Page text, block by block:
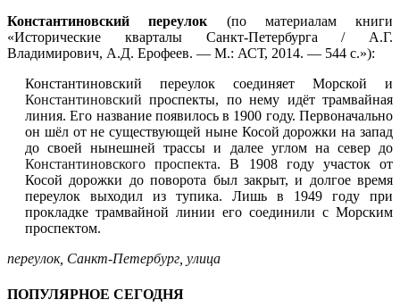
Константиновский переулок (по материалам книги
«Исторические кварталы Санкт-Петербурга / А.Г.
Владимирович, А.Д. Ерофеев. — М.: АСТ, 2014. — 544 с.»):
Константиновский переулок соединяет Морской и
Константиновский проспекты, по нему идёт трамвайная
линия. Его название появилось в 1900 году. Первоначально
он шёл от не существующей ныне Косой дорожки на запад
до своей нынешней трассы и далее углом на север до
Константиновского проспекта. В 1908 году участок от
Косой дорожки до поворота был закрыт, и долгое время
переулок выходил из тупика. Лишь в 1949 году при
прокладке трамвайной линии его соединили с Морским
проспектом.
переулок, Санкт-Петербург улица
ПОПУЛЯРНОЕ СЕГОДНЯ